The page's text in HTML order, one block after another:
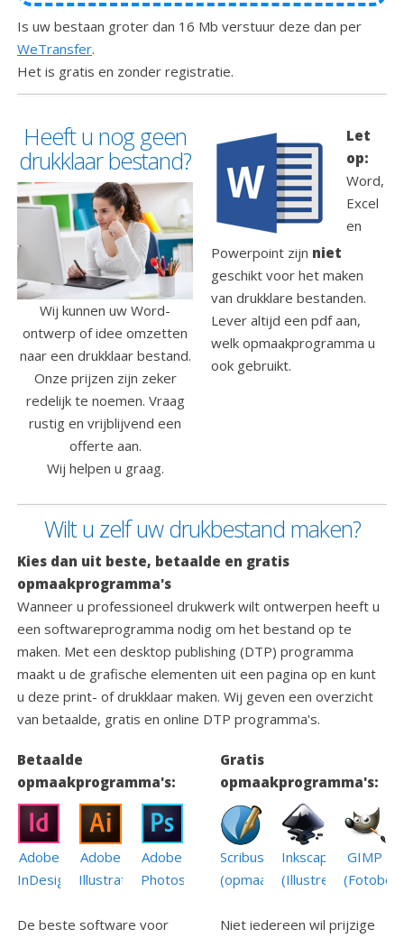
Is uw bestaan groter dan 16 Mb verstuur deze dan per
WeTransfer.
Het is gratis en zonder registratie.
Heeft u nog geen
drukklaar bestand?
Wij kunnen uw Word-
ontwerp of idee omzetten
naar een drukklaar bestand.
Onze prijzen zijn zeker
redelijk te noemen. Vraag
rustig en vrijblijvend een
offerte aan.
Wij helpen u graag.
Let
op:
Word,
Excel
en
Powerpoint zijn niet
geschikt voor het maken
van drukklare bestanden.
Lever altijd een pdf aan,
welk opmaakprogramma u
ook gebruikt.
Wilt u zelf uw drukbestand maken?
Kies dan uit beste, betaalde en gratis
opmaakprogramma's
Wanneer u professioneel drukwerk wilt ontwerpen heeft u
een softwareprogramma nodig om het bestand op te
maken. Met een desktop publishing (DTP) programma
maakt u de grafische elementen uit een pagina op en kunt
u deze print- of drukklaar maken. Wij geven een overzicht
van betaalde, gratis en online DTP programma's.
Betaalde
opmaakprogramma's:
Adobe
InDesign
Adobe
Illustrator
Adobe
Photoshop
De beste software voor
Gratis
opmaakprogramma's:
Scribus
(opmaak)
Inkscape
(Illustreren)
GIMP
Niet iedereen wil prijzige